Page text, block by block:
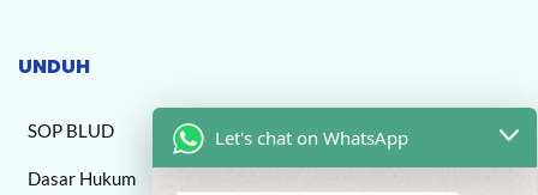
UNDUH
SOP BLUD
Dasar Hukum
Let's chat on WhatsApp